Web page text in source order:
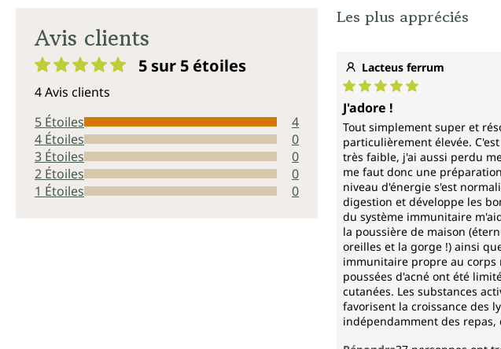
Avis clients
5 sur 5 étoiles
4 Avis clients
5 Étoiles
4
4 Étoiles
0
3 Étoiles
0
2 Étoiles
0
1 Étoiles
0
Les plus appréciés
Lacteus ferrum
Note moyenne de 5 sur 5
J'adore !
Tout simplement super et
particulièrement élevée.
très faible, j'ai aussi perdu
me faut donc une
niveau d'énergie s'est
digestion et développe les
du système immunitaire
la poussière de maison
oreilles et la gorge !) ainsi
immunitaire propre au corps
poussées d'acné ont été
cutanées. Les substances
favorisent la croissance des
indépendamment des